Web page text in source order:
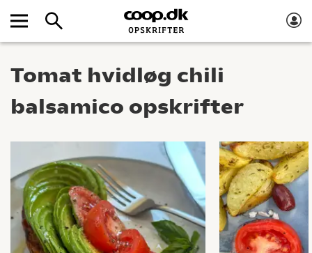
Tomat hvidløg chili
balsamico opskrifter